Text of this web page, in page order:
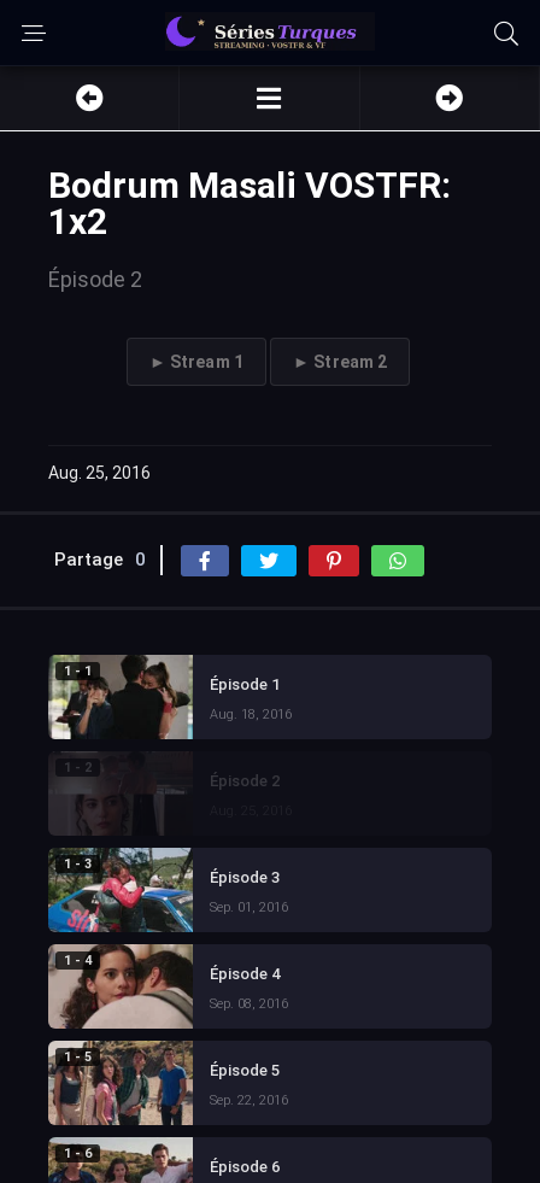
Bodrum Masali VOSTFR:
1x2
Épisode 2
► Stream 1 ► Stream 2
Aug. 25, 2016
Partage 0
1 - 1
Épisode 1
Aug. 18, 2016
1 - 2
Épisode 2
1 - 3
Épisode 3
Sep. 01, 2016
1 - 4
Épisode 4
Sep. 08, 2016
1 - 5
Épisode 5
Sep. 22, 2016
1 - 6
Épisode 6